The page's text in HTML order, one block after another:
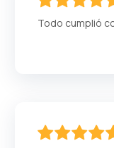
Todo cumplió